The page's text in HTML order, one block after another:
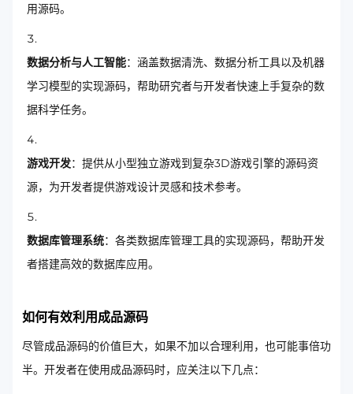
用源码。
数据分析与人工智能：涵盖数据清洗、数据分析工具以及机器
学习模型的实现源码，帮助研究者与开发者快速上手复杂的数
据科学任务。
游戏开发：提供从小型独立游戏到复杂3D游戏引擎的源码资
源，为开发者提供游戏设计灵感和技术参考。
数据库管理系统：各类数据库管理工具的实现源码，帮助开发
者搭建高效的数据库应用。
如何有效利用成品源码
尽管成品源码的价值巨大，如果不加以合理利用，也可能事倍功
半。开发者在使用成品源码时，应关注以下几点：